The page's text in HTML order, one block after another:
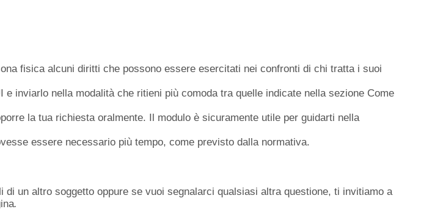
fisica alcuni diritti che possono essere esercitati nei confronti di chi tratta i suoi
inviarlo nella modalità che ritieni più comoda tra quelle indicate nella sezione Come
la tua richiesta oralmente. Il modulo è sicuramente utile per guidarti nella
essere necessario più tempo, come previsto dalla normativa.
un altro soggetto oppure se vuoi segnalarci qualsiasi altra questione, ti invitiamo a
.